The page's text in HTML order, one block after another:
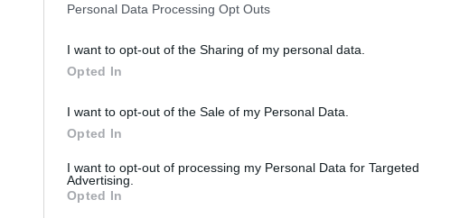
Personal Data Processing Opt Outs
I want to opt-out of the Sharing of my personal data.
Opted In
I want to opt-out of the Sale of my Personal Data.
Opted In
I want to opt-out of processing my Personal Data for Targeted
Advertising.
Opted In